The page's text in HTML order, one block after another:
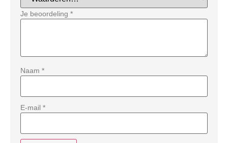
Je beoordeling *
Naam *
E-mail *